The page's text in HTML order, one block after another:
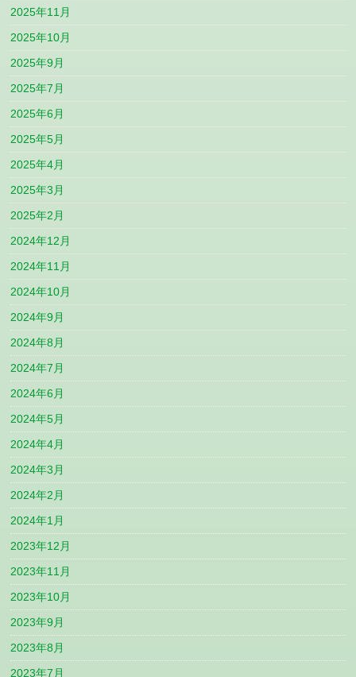
2025年11月
2025年10月
2025年9月
2025年7月
2025年6月
2025年5月
2025年4月
2025年3月
2025年2月
2024年12月
2024年11月
2024年10月
2024年9月
2024年8月
2024年7月
2024年6月
2024年5月
2024年4月
2024年3月
2024年2月
2024年1月
2023年12月
2023年11月
2023年10月
2023年9月
2023年8月
2023年7月